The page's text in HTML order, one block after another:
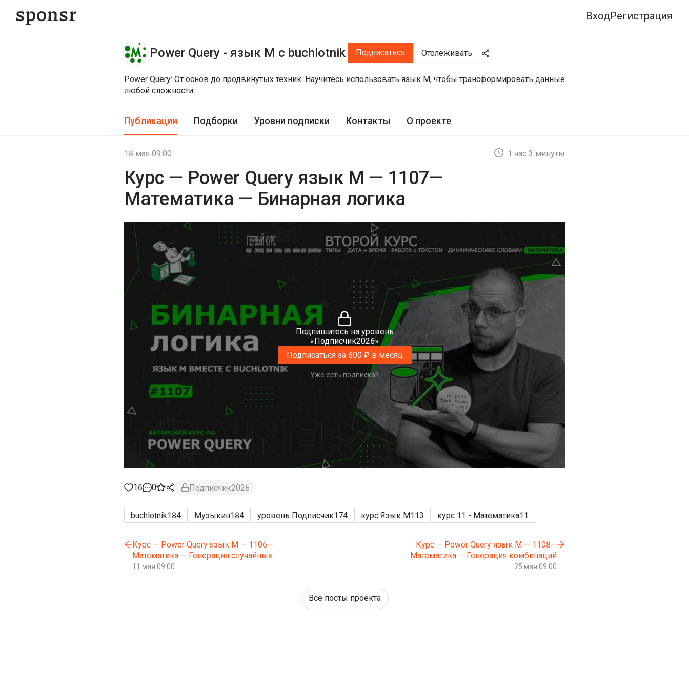
ВходРегистрация
Power Query - язык M с buchlotnik Подписаться Отслеживать
Power Query: От основ до продвинутых техник. Научитесь использовать язык M, чтобы трансформировать данные
любой сложности.
Публикации Подборки Уровни подписки Контакты О проекте
18 мая 09:00 1 час 3 минуты
Курс — Power Query язык М — 1107—
Математика — Бинарная логика
Подпишитесь на уровень
«Подписчик2026»
Подписаться за 600 ₽ в месяц
Уже есть подписка?
16 0 Подписчик2026
buchlotnik184 Музыкин184 уровень Подписчик174 курс Язык М113 курс 11 - Математика11
Курс — Power Query язык М — 1106—
Математика — Генерация случайных
11 мая 09:00
Курс — Power Query язык М — 1108—
Математика — Генерация комбинаций
25 мая 09:00
Все посты проекта